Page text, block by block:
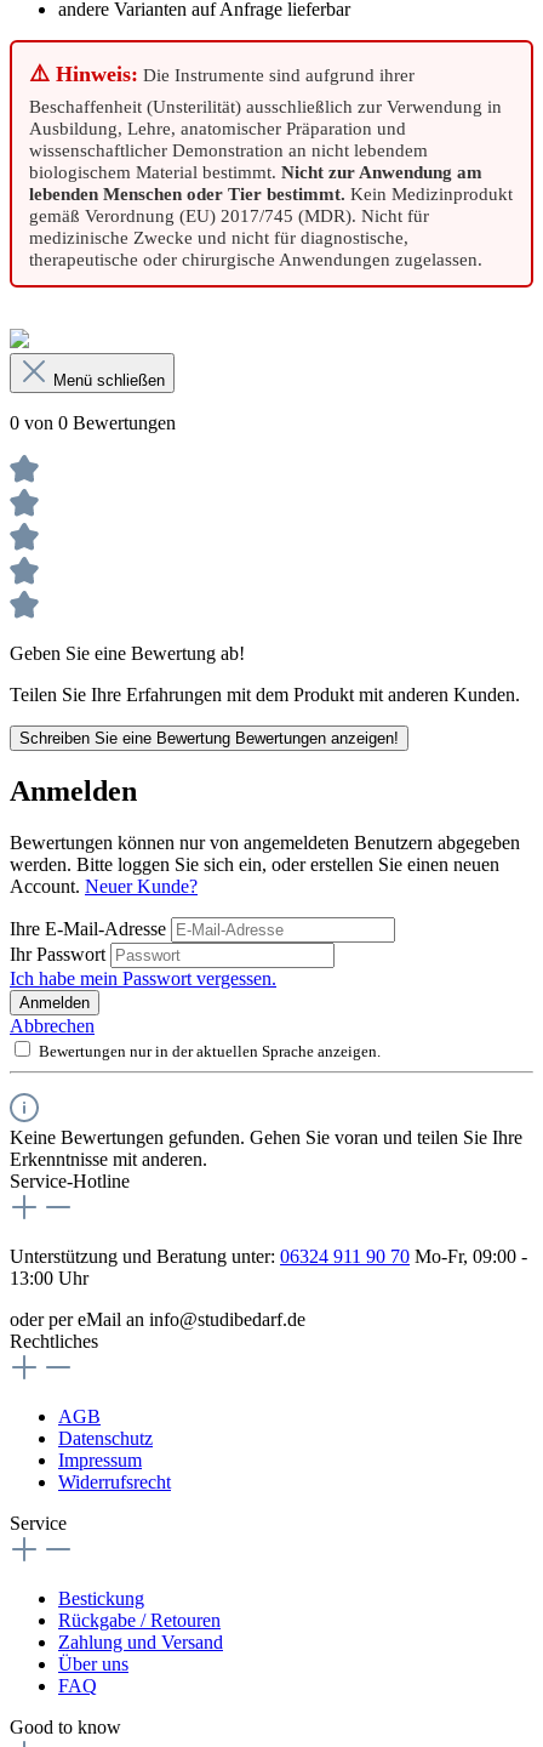
andere Varianten auf Anfrage lieferbar
⚠️ Hinweis: Die Instrumente sind aufgrund ihrer
Beschaffenheit (Unsterilität) ausschließlich zur Verwendung in
Ausbildung, Lehre, anatomischer Präparation und
wissenschaftlicher Demonstration an nicht lebendem
biologischem Material bestimmt. Nicht zur Anwendung am
lebenden Menschen oder Tier bestimmt. Kein Medizinprodukt
gemäß Verordnung (EU) 2017/745 (MDR). Nicht für
medizinische Zwecke und nicht für diagnostische,
therapeutische oder chirurgische Anwendungen zugelassen.
Menü schließen
0 von 0 Bewertungen
Geben Sie eine Bewertung ab!
Teilen Sie Ihre Erfahrungen mit dem Produkt mit anderen Kunden.
Schreiben Sie eine Bewertung Bewertungen anzeigen!
Anmelden
Bewertungen können nur von angemeldeten Benutzern abgegeben
werden. Bitte loggen Sie sich ein, oder erstellen Sie einen neuen
Account. Neuer Kunde?
Ihre E-Mail-Adresse
Ihr Passwort
Ich habe mein Passwort vergessen.
Anmelden
Abbrechen
Bewertungen nur in der aktuellen Sprache anzeigen.
Keine Bewertungen gefunden. Gehen Sie voran und teilen Sie Ihre
Erkenntnisse mit anderen.
Service-Hotline
Unterstützung und Beratung unter: 06324 911 90 70 Mo-Fr, 09:00 -
13:00 Uhr
oder per eMail an info@studibedarf.de
Rechtliches
AGB
Datenschutz
Impressum
Widerrufsrecht
Service
Bestickung
Rückgabe / Retouren
Zahlung und Versand
Über uns
FAQ
Good to know